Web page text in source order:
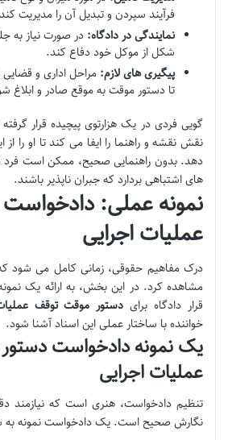
فرآیند سپردن و تبدیل آن را مدیریت
نمایندگی در دادگاه: در صورت نیاز به
شکل از موکل خود دفاع کند.
پیگیری های لازم: مراحل اداری و
تا دستور موقت به موقع صادر و ابلاغ
گویی فردی در یک هزارتوی پیچیده قرار
نقش نقشه و راهنما را ایفا می کند تا او را از
دهد. بدون راهنمایی صحیح، ممکن است فرد
های اشتباهی بردارد که جبران ناپذیر باشند.
نمونه عملی: دادخواست
عملیات اجرایی
درک مفاهیم حقوقی، زمانی کامل می شود
مشاهده کرد. در این بخش، به ارائه یک
قرار دادگاه برای دستور موقت توقف
خواننده با ساختار عملی این اسناد آشنا شود.
یک نمونه دادخواست
عملیات اجرایی
تنظیم دادخواست، هنری است که نیازمند
نگارش صحیح است. یک دادخواست نمونه به